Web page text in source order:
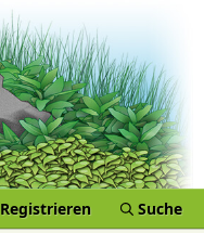
Registrieren Suche